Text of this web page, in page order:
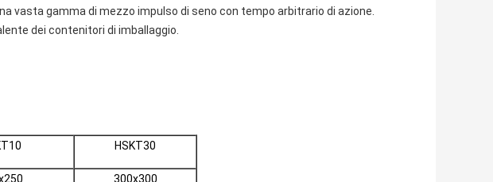
vasta gamma di mezzo impulso di seno con tempo arbitrario di azione.
dei contenitori di imballaggio.
HSKT30
300x300